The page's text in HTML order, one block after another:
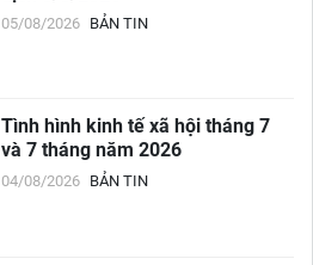
05/08/2026 BẢN TIN
Tình hình kinh tế xã hội tháng 7
và 7 tháng năm 2026
04/08/2026 BẢN TIN